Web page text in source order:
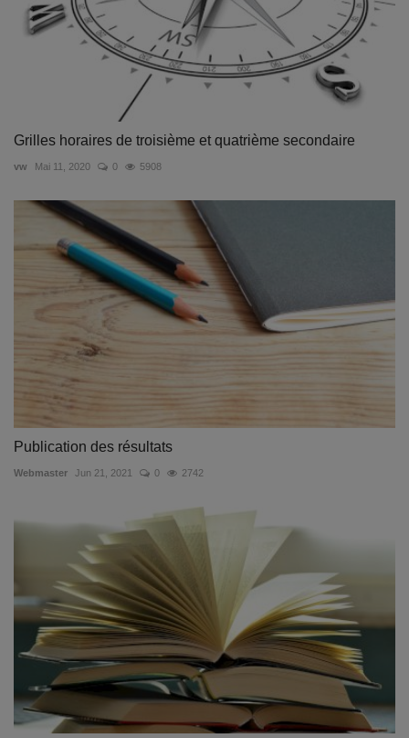
Grilles horaires de troisième et quatrième secondaire
vw Mai 11, 2020 0 5908
Publication des résultats
Webmaster Jun 21, 2021 0 2742